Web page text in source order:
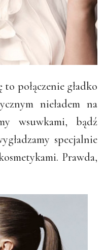
połączenie gładko
nieładem na
wsuwkami, bądź
specjalnie
Prawda,